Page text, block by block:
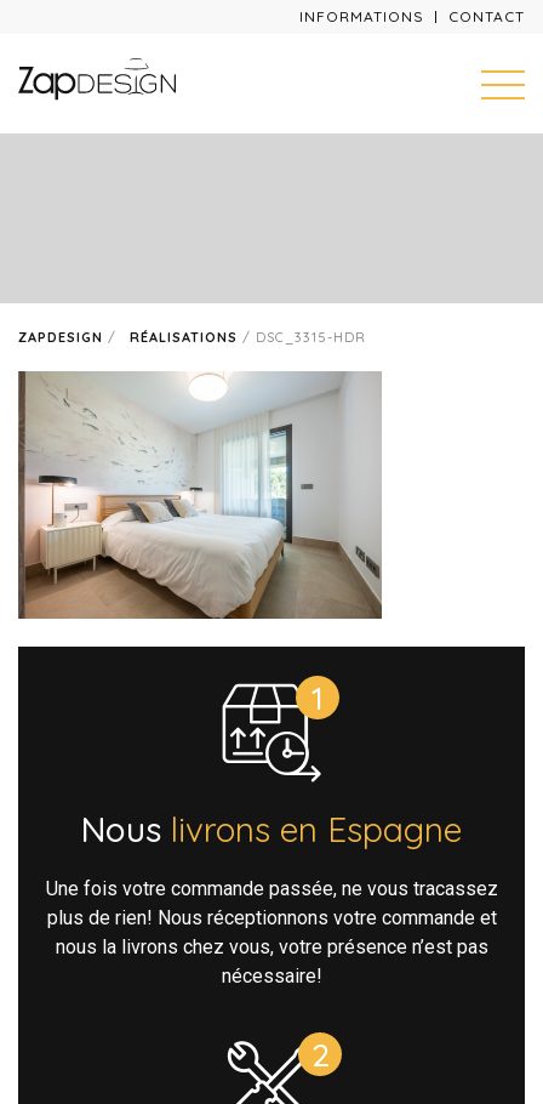
INFORMATIONS CONTACT
ZAPDESIGN / RÉALISATIONS / DSC_3315-HDR
Nous livrons en Espagne
Une fois votre commande passée, ne vous tracassez
plus de rien! Nous réceptionnons votre commande et
nous la livrons chez vous, votre présence n’est pas
nécessaire!